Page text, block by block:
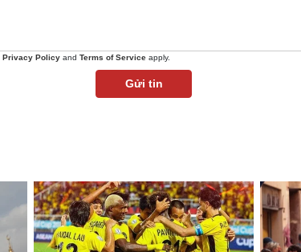
Privacy Policy and Terms of Service apply.
Gửi tin